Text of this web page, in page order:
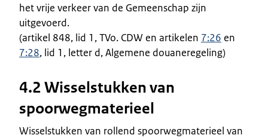
het vrije verkeer van de Gemeenschap zijn
uitgevoerd.
(artikel 848, lid 1, TVo. CDW en artikelen 7:26 en
7:28, lid 1, letter d, Algemene douaneregeling)
4.2 Wisselstukken van
spoorwegmaterieel
Wisselstukken van rollend spoorwegmaterieel van